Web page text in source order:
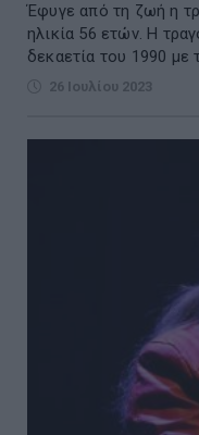
Έφυγε από τη ζωή η
ηλικία 56 ετών. Η
δεκαετία του 1990 με
26 Ιουλίου 2023